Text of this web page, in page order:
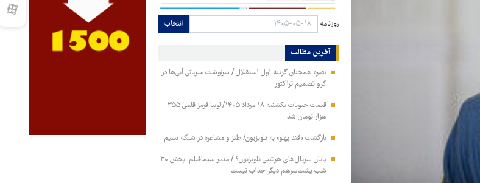
روزنامه: انتخاب
آخرین مطالب
بصره همچنان گزینه اول استقلال / سرنوشت میزبانی آبی‌ها در
گرو تصمیم تراکتور
قیمت حبوبات یکشنبه ۱۸ مرداد ۱۴۰۵/ لوبیا قرمز قلمی ۳۵۵
هزار تومان شد
بازگشت «قند پهلو» به تلویزیون/ طنز و مشاعره در شبکه نسیم
پایان سریال‌های هرشبی تلویزیون؟ / مدیر سیمافیلم: پخش ۳۰
شب پشت‌سرهم دیگر جذاب نیست